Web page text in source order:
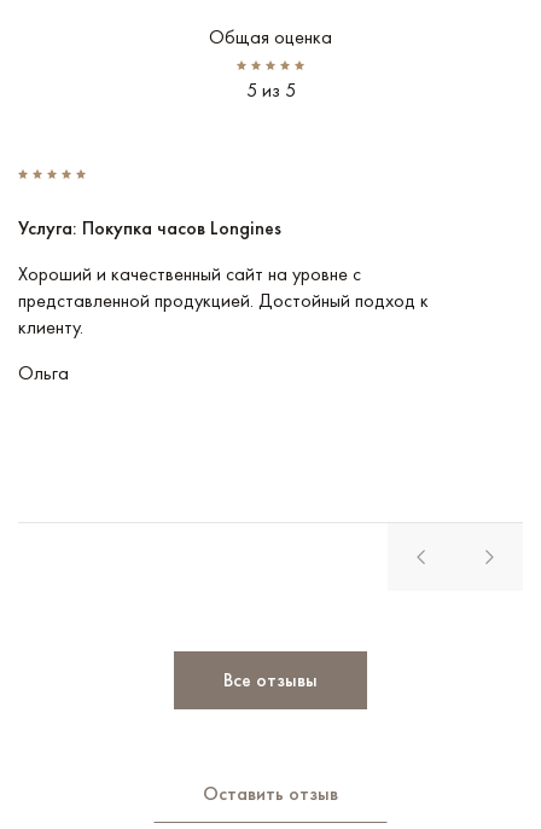
Общая оценка
5 из 5
Услуга: Покупка часов Longines
Хороший и качественный сайт на уровне с
представленной продукцией. Достойный подход к
клиенту.
Ольга
Все отзывы
Оставить отзыв